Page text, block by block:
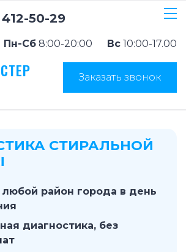
50-29
Пн-Сб 8:00-20:00 Вс 10:00-17.00
Заказать звонок
СТИРАЛЬНОЙ
район города в день
диагностика, без